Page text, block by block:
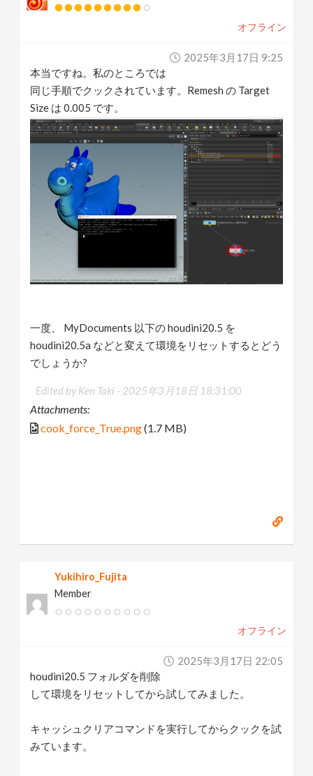
オフライン
2025年3月17日 9:25
本当ですね。私のところでは
同じ手順でクックされています。Remesh の Target
Size は 0.005 です。
一度、 MyDocuments 以下の houdini20.5 を
houdini20.5a などと変えて環境をリセットするとどう
でしょうか?
Edited by Ken Taki - 2025年3月18日 18:31:00
Attachments:
cook_force_True.png(1.7 MB)
Yukihiro_Fujita
Member
オフライン
2025年3月17日 22:05
houdini20.5 フォルダを削除
して環境をリセットしてから試してみました。
キャッシュクリアコマンドを実行してからクックを試
みています。